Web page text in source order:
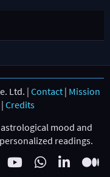
Ltd. | Contact | Mission
| Credits
mood and
readings.